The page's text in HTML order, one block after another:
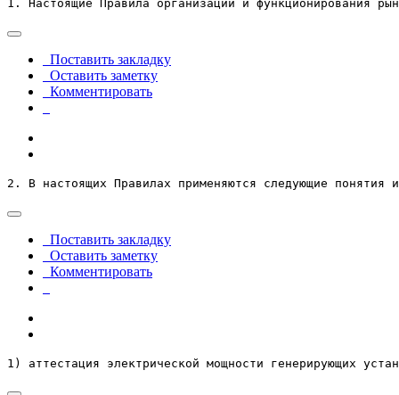
1. Настоящие Правила организации и функционирования
Поставить закладку
Оставить заметку
Комментировать
2. В настоящих Правилах применяются следующие понятия
Поставить закладку
Оставить заметку
Комментировать
1) аттестация электрической мощности генерирующих